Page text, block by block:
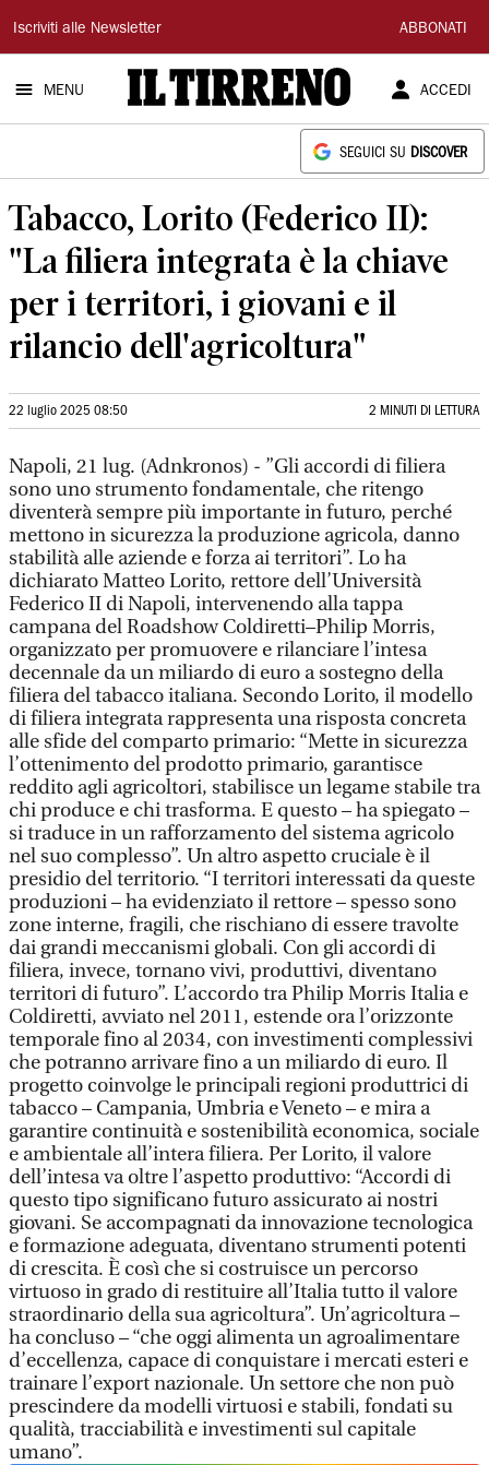
Il
Tirreno
Iscriviti alle Newsletter ABBONATI
MENU ACCEDI
SEGUICI SU DISCOVER
Tabacco, Lorito (Federico II):
"La filiera integrata è la chiave
per i territori, i giovani e il
rilancio dell'agricoltura"
22 luglio 2025 08:50 2 MINUTI DI LETTURA
Napoli, 21 lug. (Adnkronos) - ”Gli accordi di filiera
sono uno strumento fondamentale, che ritengo
diventerà sempre più importante in futuro, perché
mettono in sicurezza la produzione agricola, danno
stabilità alle aziende e forza ai territori”. Lo ha
dichiarato Matteo Lorito, rettore dell’Università
Federico II di Napoli, intervenendo alla tappa
campana del Roadshow Coldiretti–Philip Morris,
organizzato per promuovere e rilanciare l’intesa
decennale da un miliardo di euro a sostegno della
filiera del tabacco italiana. Secondo Lorito, il modello
di filiera integrata rappresenta una risposta concreta
alle sfide del comparto primario: “Mette in sicurezza
l’ottenimento del prodotto primario, garantisce
reddito agli agricoltori, stabilisce un legame stabile tra
chi produce e chi trasforma. E questo – ha spiegato –
si traduce in un rafforzamento del sistema agricolo
nel suo complesso”. Un altro aspetto cruciale è il
presidio del territorio. “I territori interessati da queste
produzioni – ha evidenziato il rettore – spesso sono
zone interne, fragili, che rischiano di essere travolte
dai grandi meccanismi globali. Con gli accordi di
filiera, invece, tornano vivi, produttivi, diventano
territori di futuro”. L’accordo tra Philip Morris Italia e
Coldiretti, avviato nel 2011, estende ora l’orizzonte
temporale fino al 2034, con investimenti complessivi
che potranno arrivare fino a un miliardo di euro. Il
progetto coinvolge le principali regioni produttrici di
tabacco – Campania, Umbria e Veneto – e mira a
garantire continuità e sostenibilità economica, sociale
e ambientale all’intera filiera. Per Lorito, il valore
dell’intesa va oltre l’aspetto produttivo: “Accordi di
questo tipo significano futuro assicurato ai nostri
giovani. Se accompagnati da innovazione tecnologica
e formazione adeguata, diventano strumenti potenti
di crescita. È così che si costruisce un percorso
virtuoso in grado di restituire all’Italia tutto il valore
straordinario della sua agricoltura”. Un’agricoltura –
ha concluso – “che oggi alimenta un agroalimentare
d’eccellenza, capace di conquistare i mercati esteri e
trainare l’export nazionale. Un settore che non può
prescindere da modelli virtuosi e stabili, fondati su
qualità, tracciabilità e investimenti sul capitale
umano”.